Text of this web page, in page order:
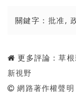
關鍵字： 批准,
更多評論：草
新視野
網路著作權聲明